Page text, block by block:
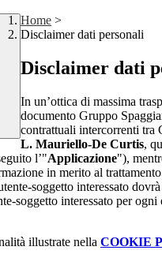
Home >
Disclaimer dati personali
Disclaimer dati
In un’ottica di massima
documento Gruppo
contrattuali intercorrenti tra
L. Mauriello-De Curtis,
l’"Applicazione"),
in merito al
soggetto interessato
interessato per
illustrate nella COOKIE